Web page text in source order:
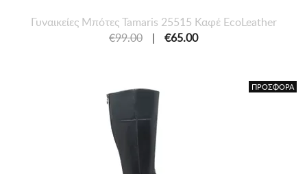
Γυναικείες Mπότες Tamaris 25515 Καφέ EcoLeather
€99.00
| €65.00
ΠΡΟΣΦΟΡΑ